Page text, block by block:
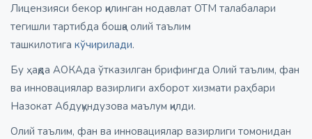
Лицензияси бекор қилинган нодавлат ОТМ талабалари
тегишли тартибда бошқа олий таълим
ташкилотига кўчирилади.
Бу ҳақда АОКАда ўтказилган брифингда Олий таълим, фан
ва инновациялар вазирлиги ахборот хизмати раҳбари
Назокат Абдуқундузова маълум қилди.
Олий таълим, фан ва инновациялар вазирлиги томонидан